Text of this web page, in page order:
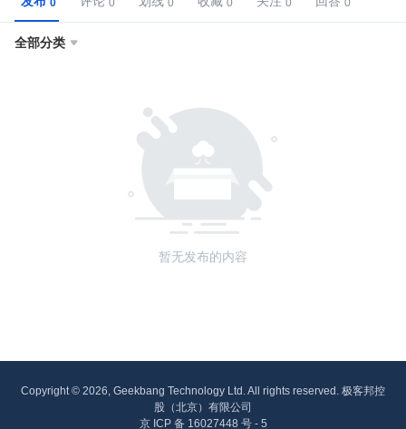
全部分类 
暂无发布的内容
Copyright © 2026, Geekbang Technology Ltd. All rights reserved. 极客邦控
股（北京）有限公司
京 ICP 备 16027448 号 - 5